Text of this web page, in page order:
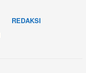
REDAKSI